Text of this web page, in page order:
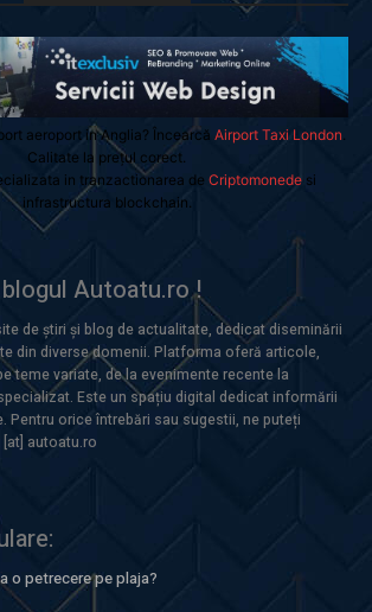
aeroport in Anglia? Încearcă Airport Taxi London
Calitate la prețul corect.
in tranzactionarea de Criptomonedesi
infrastructura blockchain.
Autoatu.ro !
de știri și blog de actualitate, dedicat diseminării
din diverse domenii. Platforma oferă articole,
teme variate, de la evenimente recente la
Este un spațiu digital dedicat informării
Pentru orice întrebări sau sugestii, ne puteți
autoatu.ro
o petrecere pe plaja?